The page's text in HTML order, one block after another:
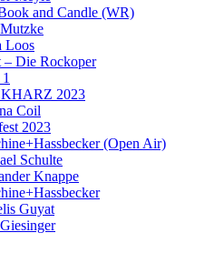
and Candle (WR)
Loos
– Die Rockoper
2023
Coil
2023
(Open Air)
Schulte
Knappe
Guyat